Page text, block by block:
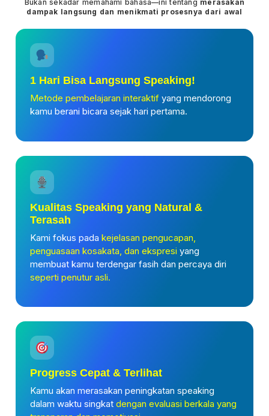
Bukan sekadar memahami bahasa—ini tentang merasakan
dampak langsung dan menikmati prosesnya dari awal
1 Hari Bisa Langsung Speaking!
Metode pembelajaran interaktif yang mendorong
kamu berani bicara sejak hari pertama.
Kualitas Speaking yang Natural &
Terasah
Kami fokus pada kejelasan pengucapan,
penguasaan kosakata, dan ekspresi yang
membuat kamu terdengar fasih dan percaya diri
seperti penutur asli.
Progress Cepat & Terlihat
Kamu akan merasakan peningkatan speaking
dalam waktu singkat dengan evaluasi berkala yang